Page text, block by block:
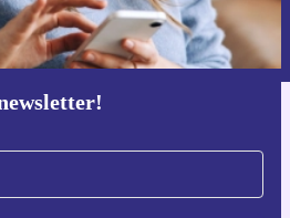
danych osobowych znajdują się w
aplikację refurbed
i Android